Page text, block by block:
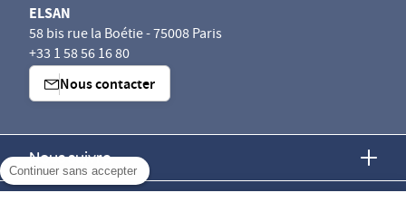
Continuer sans accepter
ELSAN
58 bis rue la Boétie - 75008 Paris
+33 1 58 56 16 80
Nous contacter
Nous suivre